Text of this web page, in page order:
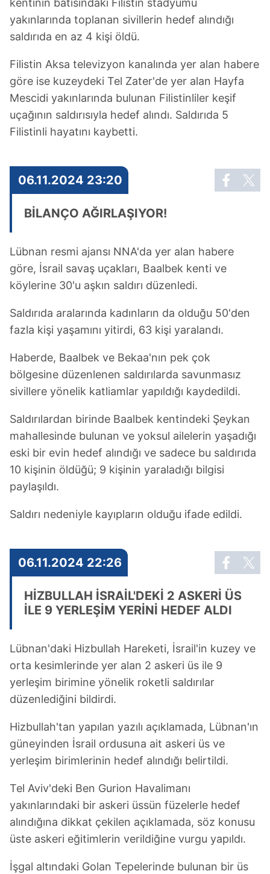
kentinin batısındaki Filistin stadyumu
yakınlarında toplanan sivillerin hedef alındığı
saldırıda en az 4 kişi öldü.
Filistin Aksa televizyon kanalında yer alan habere
göre ise kuzeydeki Tel Zater'de yer alan Hayfa
Mescidi yakınlarında bulunan Filistinliler keşif
uçağının saldırısıyla hedef alındı. Saldırıda 5
Filistinli hayatını kaybetti.
06.11.2024 23:20
BİLANÇO AĞIRLAŞIYOR!
Lübnan resmi ajansı NNA'da yer alan habere
göre, İsrail savaş uçakları, Baalbek kenti ve
köylerine 30'u aşkın saldırı düzenledi.
Saldırıda aralarında kadınların da olduğu 50'den
fazla kişi yaşamını yitirdi, 63 kişi yaralandı.
Haberde, Baalbek ve Bekaa'nın pek çok
bölgesine düzenlenen saldırılarda savunmasız
sivillere yönelik katliamlar yapıldığı kaydedildi.
Saldırılardan birinde Baalbek kentindeki Şeykan
mahallesinde bulunan ve yoksul ailelerin yaşadığı
eski bir evin hedef alındığı ve sadece bu saldırıda
10 kişinin öldüğü; 9 kişinin yaraladığı bilgisi
paylaşıldı.
Saldırı nedeniyle kayıpların olduğu ifade edildi.
06.11.2024 22:26
HİZBULLAH İSRAİL'DEKİ 2 ASKERİ ÜS
İLE 9 YERLEŞİM YERİNİ HEDEF ALDI
Lübnan'daki Hizbullah Hareketi, İsrail'in kuzey ve
orta kesimlerinde yer alan 2 askeri üs ile 9
yerleşim birimine yönelik roketli saldırılar
düzenlediğini bildirdi.
Hizbullah'tan yapılan yazılı açıklamada, Lübnan'ın
güneyinden İsrail ordusuna ait askeri üs ve
yerleşim birimlerinin hedef alındığı belirtildi.
Tel Aviv'deki Ben Gurion Havalimanı
yakınlarındaki bir askeri üssün füzelerle hedef
alındığına dikkat çekilen açıklamada, söz konusu
üste askeri eğitimlerin verildiğine vurgu yapıldı.
İşgal altındaki Golan Tepelerinde bulunan bir üs